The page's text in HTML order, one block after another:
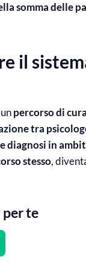
somma delle
il
percorso di cura
tra
diagnosi in
stesso,
per te